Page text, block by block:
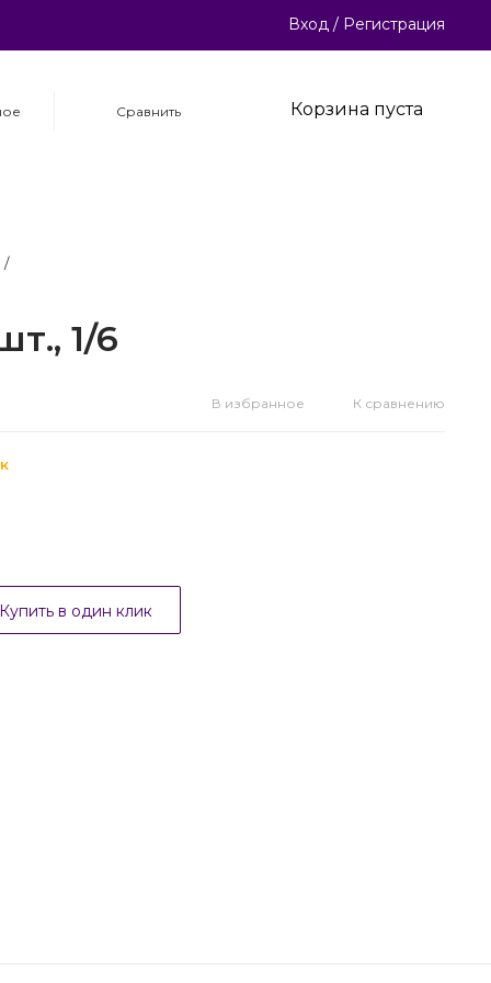
Вход / Регистрация
Сравнить Корзина пуста
/
1/6
В избранное К сравнению
Купить в один клик